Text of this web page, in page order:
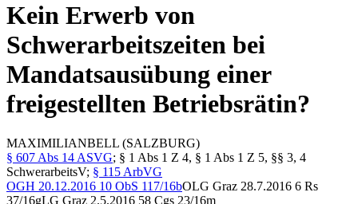
Kein Erwerb von
Schwerarbeitszeiten bei
Mandatsausübung einer
freigestellten Betriebsrätin?
MAXIMILIANBELL (SALZBURG)
§ 607 Abs 14 ASVG; § 1 Abs 1 Z 4, § 1 Abs 1 Z 5, §§ 3, 4
SchwerarbeitsV; § 115 ArbVG
OGH 20.12.2016 10 ObS 117/16bOLG Graz 28.7.2016 6 Rs
37/16gLG Graz 2.5.2016 58 Cgs 23/16m